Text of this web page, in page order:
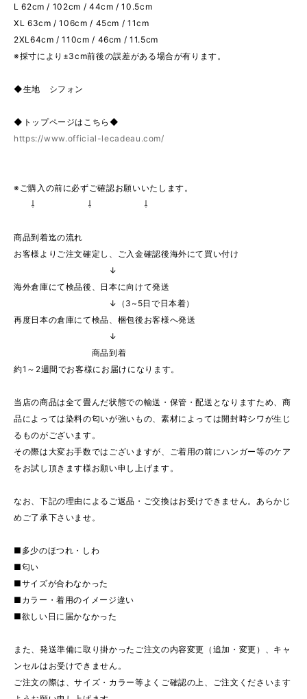
L 62cm / 102cm / 44cm / 10.5cm
XL 63cm / 106cm / 45cm / 11cm
2XL64cm / 110cm / 46cm / 11.5cm
※採寸により±3cm前後の誤差がある場合が有ります。
◆生地 シフォン
◆トップページはこちら◆
https://www.official-lecadeau.com/
※ご購入の前に必ずご確認お願いいたします。
⇩ ⇩ ⇩
商品到着迄の流れ
お客様よりご注文確定し、ご入金確認後海外にて買い付け
↓
海外倉庫にて検品後、日本に向けて発送
↓（3~5日で日本着）
再度日本の倉庫にて検品、梱包後お客様へ発送
↓
商品到着
約1～2週間でお客様にお届けになります。
当店の商品は全て畳んだ状態での輸送・保管・配送となりますため、商
品によっては染料の匂いが強いもの、素材によっては開封時シワが生じ
るものがございます。
その際は大変お手数ではございますが、ご着用の前にハンガー等のケア
をお試し頂きます様お願い申し上げます。
なお、下記の理由によるご返品・ご交換はお受けできません。あらかじ
めご了承下さいませ。
■多少のほつれ・しわ
■匂い
■サイズが合わなかった
■カラー・着用のイメージ違い
■欲しい日に届かなかった
また、発送準備に取り掛かったご注文の内容変更（追加・変更）、キャ
ンセルはお受けできません。
ご注文の際は、サイズ・カラー等よくご確認の上、ご注文くださいます